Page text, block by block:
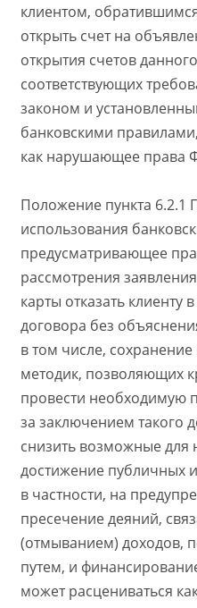
клиентом,
открыть счет на
открытия счетов
соответствующих
законом и
банковскими
как нарушающее права
Положение пункта 6.2.1
использования
предусматривающее
рассмотрения
карты отказать клиенту
договора без
в том числе,
методик, позволяющих
провести необходимую
за заключением такого
снизить возможные для
достижение публичных
в частности, на
пресечение деяний,
(отмыванием) доходов,
путем, и
может расцениваться